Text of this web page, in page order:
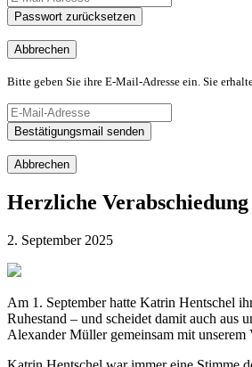
Passwort zurücksetzen
Abbrechen
Bitte geben Sie ihre E-Mail-Adresse ein. Sie
Bestätigungsmail senden
Abbrechen
Herzliche
2. September 2025
Am 1. September hatte Katrin Hentschel
Ruhestand – und scheidet damit auch aus
Alexander Müller gemeinsam mit